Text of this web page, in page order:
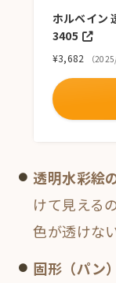
ホルベイン
3405
¥3,682 （
透明水彩絵
けて見える
色が透けない
固形（パン